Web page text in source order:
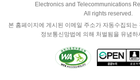
Electronics and Telecommunications
All rights reserved.
본 홈페이지에 게시된 이메일 주소가 자동수집되는
정보통신망법에 의해 처벌됨을 유념하